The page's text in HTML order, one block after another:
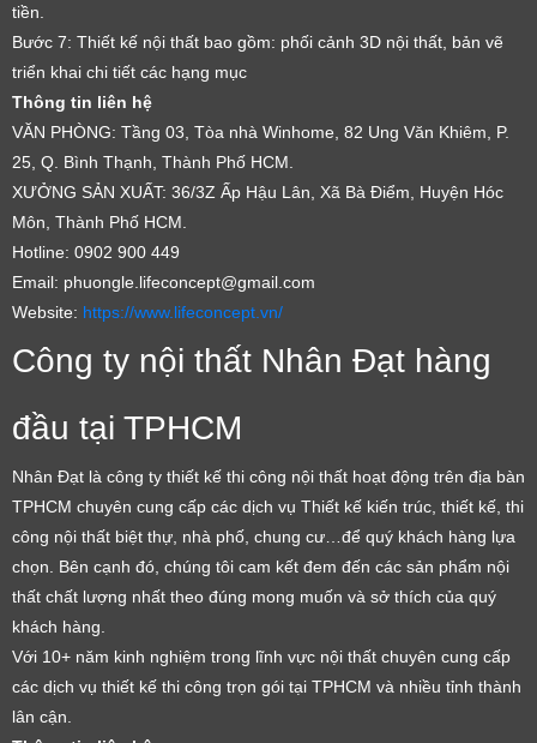
tiền.
Bước 7: Thiết kế nội thất bao gồm: phối cảnh 3D nội thất, bản vẽ
triển khai chi tiết các hạng mục
Thông tin liên hệ
VĂN PHÒNG: Tầng 03, Tòa nhà Winhome, 82 Ung Văn Khiêm, P.
25, Q. Bình Thạnh, Thành Phố HCM.
XƯỞNG SẢN XUẤT: 36/3Z Ấp Hậu Lân, Xã Bà Điểm, Huyện Hóc
Môn, Thành Phố HCM.
Hotline: 0902 900 449
Email: phuongle.lifeconcept@gmail.com
Website: https://www.lifeconcept.vn/
Công ty nội thất Nhân Đạt hàng
đầu tại TPHCM
Nhân Đạt là công ty thiết kế thi công nội thất hoạt động trên địa bàn
TPHCM chuyên cung cấp các dịch vụ Thiết kế kiến trúc, thiết kế, thi
công nội thất biệt thự, nhà phố, chung cư…để quý khách hàng lựa
chọn. Bên cạnh đó, chúng tôi cam kết đem đến các sản phẩm nội
thất chất lượng nhất theo đúng mong muốn và sở thích của quý
khách hàng.
Với 10+ năm kinh nghiệm trong lĩnh vực nội thất chuyên cung cấp
các dịch vụ thiết kế thi công trọn gói tại TPHCM và nhiều tỉnh thành
lân cận.